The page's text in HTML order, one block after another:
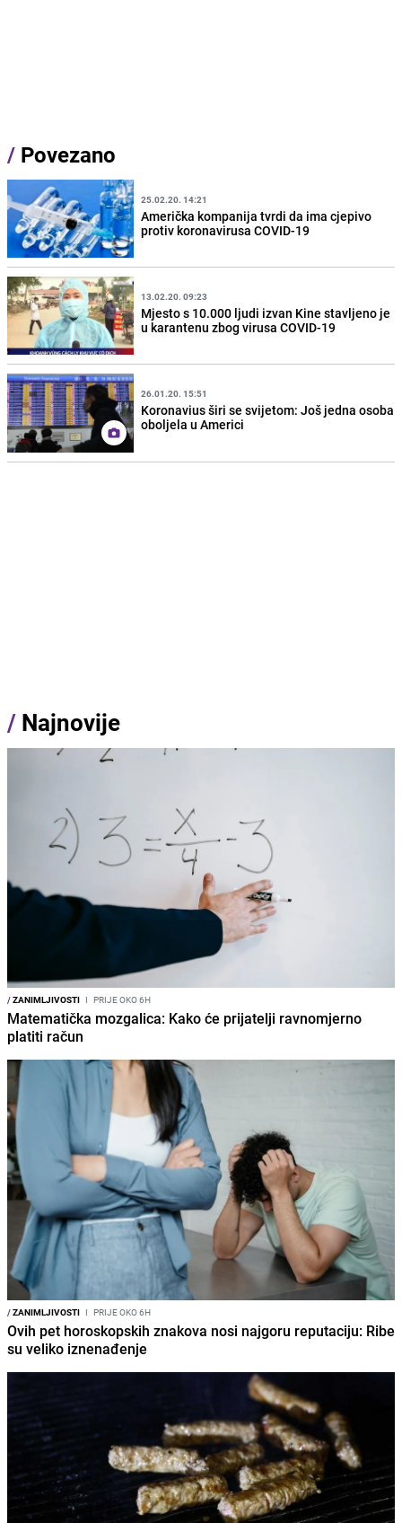
/ Povezano
25.02.20. 14:21
Američka kompanija tvrdi da ima cjepivo
protiv koronavirusa COVID-19
13.02.20. 09:23
Mjesto s 10.000 ljudi izvan Kine stavljeno je
u karantenu zbog virusa COVID-19
26.01.20. 15:51
Koronavius širi se svijetom: Još jedna osoba
oboljela u Americi
/ Najnovije
/ZANIMLJIVOSTI I PRIJE OKO 6H
Matematička mozgalica: Kako će prijatelji ravnomjerno
platiti račun
/ZANIMLJIVOSTI I PRIJE OKO 6H
Ovih pet horoskopskih znakova nosi najgoru reputaciju: Ribe
su veliko iznenađenje